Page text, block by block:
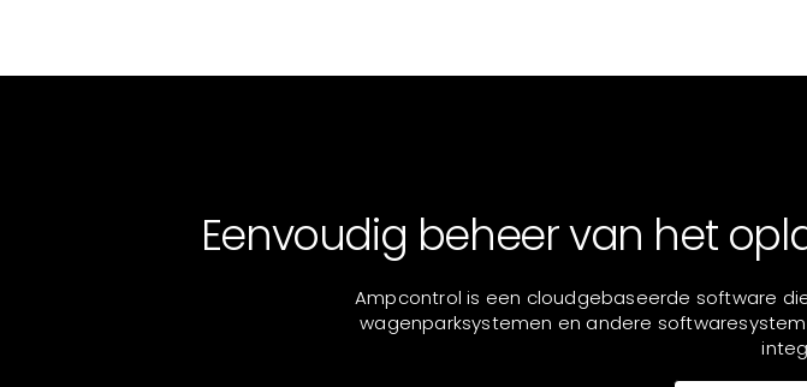
Eenvoudig beheer van het
Ampcontrol is een cloudgebaseerde software
wagenparksystemen en andere